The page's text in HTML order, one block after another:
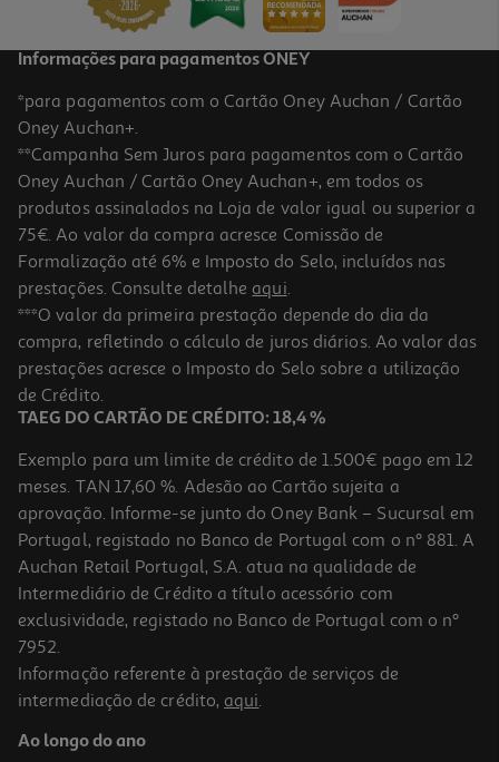
Informações para pagamentos ONEY
*para pagamentos com o Cartão Oney Auchan / Cartão
Oney Auchan+.
**Campanha Sem Juros para pagamentos com o Cartão
Oney Auchan / Cartão Oney Auchan+, em todos os
produtos assinalados na Loja de valor igual ou superior a
75€. Ao valor da compra acresce Comissão de
Formalização até 6% e Imposto do Selo, incluídos nas
prestações. Consulte detalhe aqui.
***O valor da primeira prestação depende do dia da
compra, refletindo o cálculo de juros diários. Ao valor das
prestações acresce o Imposto do Selo sobre a utilização
de Crédito.
TAEG DO CARTÃO DE CRÉDITO: 18,4 %
Exemplo para um limite de crédito de 1.500€ pago em 12
meses. TAN 17,60 %. Adesão ao Cartão sujeita a
aprovação. Informe-se junto do Oney Bank – Sucursal em
Portugal, registado no Banco de Portugal com o nº 881. A
Auchan Retail Portugal, S.A. atua na qualidade de
Intermediário de Crédito a título acessório com
exclusividade, registado no Banco de Portugal com o nº
7952.
Informação referente à prestação de serviços de
intermediação de crédito, aqui.
Ao longo do ano